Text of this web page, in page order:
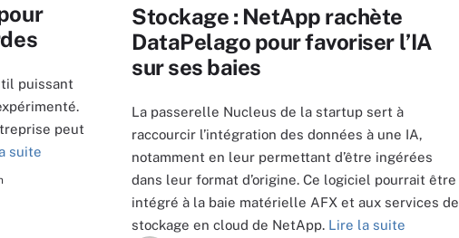
puissant
peut
suite
Stockage : NetApp rachète
DataPelago pour favoriser l’IA
sur ses baies
La passerelle Nucleus de la startup sert à
raccourcir l’intégration des données à une IA,
notamment en leur permettant d’être ingérées
dans leur format d’origine. Ce logiciel pourrait être
intégré à la baie matérielle AFX et aux services de
stockage en cloud de NetApp. Lire la suite